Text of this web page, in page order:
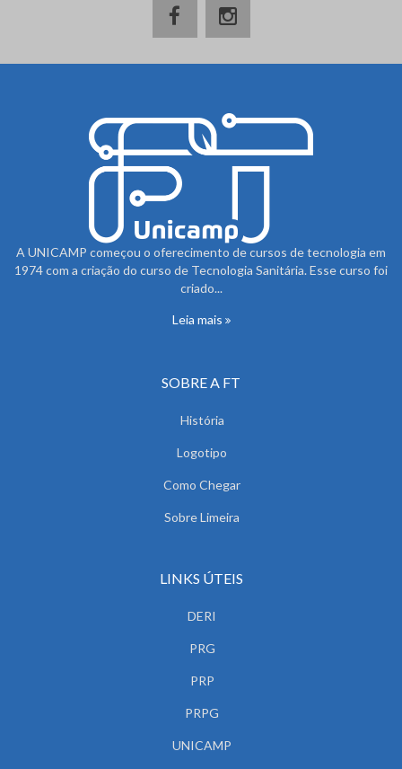
A UNICAMP começou o oferecimento de cursos de tecnologia em
1974 com a criação do curso de Tecnologia Sanitária. Esse curso foi
criado...
Leia mais
SOBRE A FT
História
Logotipo
Como Chegar
Sobre Limeira
LINKS ÚTEIS
DERI
PRG
PRP
PRPG
UNICAMP